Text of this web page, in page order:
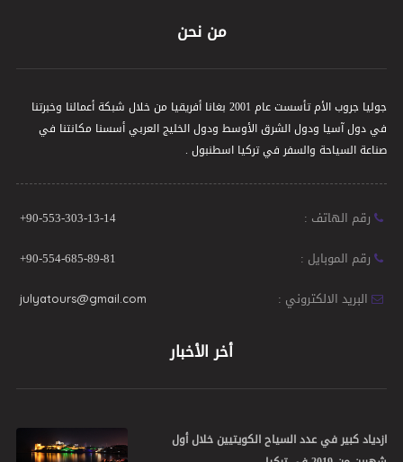
من نحن
جوليا جروب الأم تأسست عام 2001 بغانا أفريقيا من خلال شبكة أعمالنا وخبرتنا
في دول آسيا ودول الشرق الأوسط ودول الخليج العربي أسسنا مكانتنا في
صناعة السياحة والسفر في تركيا اسطنبول .
رقم الهاتف :
+90-553-303-13-14
رقم الموبايل :
+90-554-685-89-81
البريد الالكتروني :
julyatours@gmail.com
أخر الأخبار
ازدياد كبير في عدد السياح الكويتيين خلال أول